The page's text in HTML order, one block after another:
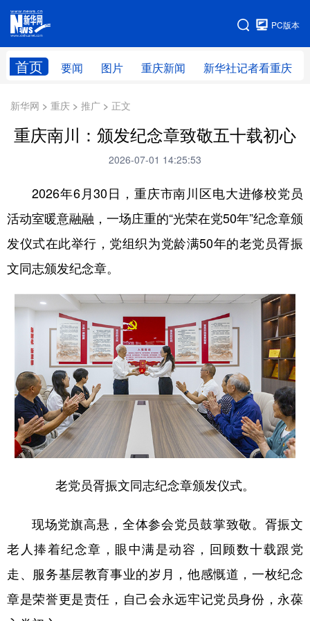
PC版本
首页 要闻 图片 重庆新闻 新华社记者看重庆
网站地图
新华网 > 重庆 > 推广 > 正文
重庆南川：颁发纪念章致敬五十载初心
2026-07-01 14:25:53
2026年6月30日，重庆市南川区电大进修校党员
活动室暖意融融，一场庄重的“光荣在党50年”纪念章颁
发仪式在此举行，党组织为党龄满50年的老党员胥振
文同志颁发纪念章。
老党员胥振文同志纪念章颁发仪式。
现场党旗高悬，全体参会党员鼓掌致敬。胥振文
老人捧着纪念章，眼中满是动容，回顾数十载跟党
走、服务基层教育事业的岁月，他感慨道，一枚纪念
章是荣誉更是责任，自己会永远牢记党员身份，永葆